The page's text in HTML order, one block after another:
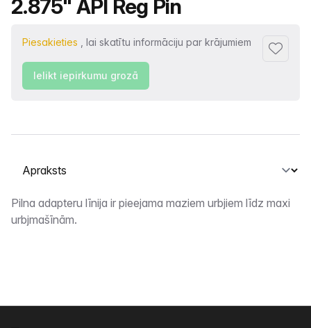
2.875" API Reg Pin
Piesakieties , lai skatītu informāciju par krājumiem
Ielikt iepirkumu grozā
Atlasiet cilni
Apraksts
Pilna adapteru līnija ir pieejama maziem urbjiem līdz maxi
urbjmašīnām.